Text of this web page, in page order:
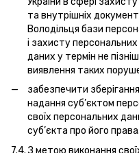
та внутрішніх
Володільця бази
і захисту
даних у термін не
виявлення таких
забезпечити
надання суб’єктом
своїх персональних
суб’єкта про його права.
7.4. З метою виконання